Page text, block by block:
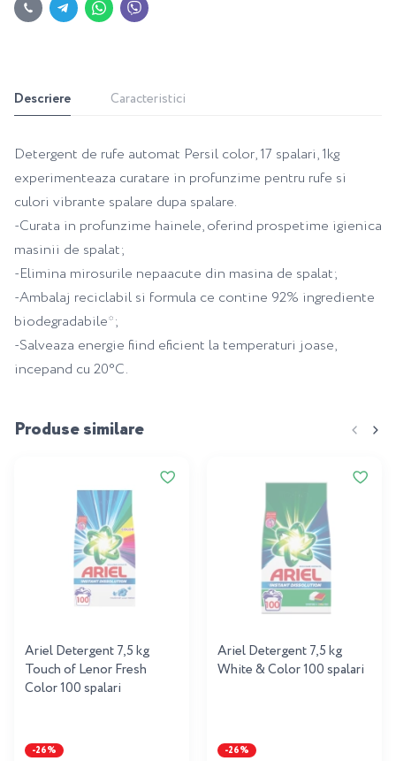
Descriere Caracteristici
Detergent de rufe automat Persil color, 17 spalari, 1kg
experimenteaza curatare in profunzime pentru rufe si
culori vibrante spalare dupa spalare.
-Curata in profunzime hainele, oferind prospetime igienica
masinii de spalat;
-Elimina mirosurile nepaacute din masina de spalat;
-Ambalaj reciclabil si formula ce contine 92% ingrediente
biodegradabile*;
-Salveaza energie fiind eficient la temperaturi joase,
incepand cu 20°C.
Produse similare
Ariel Detergent 7,5 kg
Touch of Lenor Fresh
Color 100 spalari
-26%
Ariel Detergent 7,5 kg
White & Color 100 spalari
-26%